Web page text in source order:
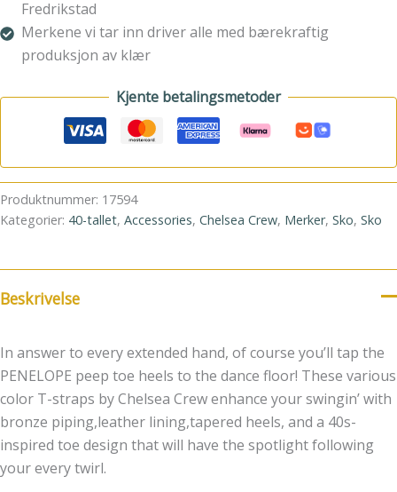
Fredrikstad
Merkene vi tar inn driver alle med bærekraftig
produksjon av klær
Kjente betalingsmetoder
Produktnummer: 17594
Kategorier: 40-tallet, Accessories, Chelsea Crew, Merker, Sko, Sko
Beskrivelse
In answer to every extended hand, of course you’ll tap the
PENELOPE peep toe heels to the dance floor! These various
color T-straps by Chelsea Crew enhance your swingin’ with
bronze piping,leather lining,tapered heels, and a 40s-
inspired toe design that will have the spotlight following
your every twirl.